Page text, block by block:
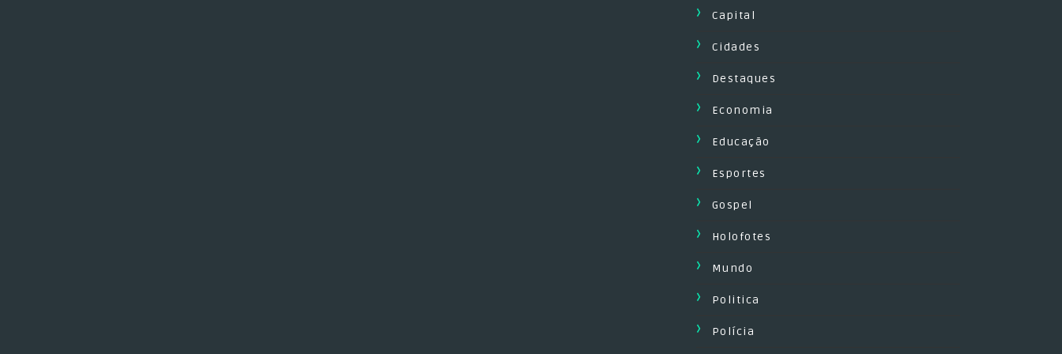
Capital
Cidades
Destaques
Economia
Educação
Esportes
Gospel
Holofotes
Mundo
Politica
Polícia